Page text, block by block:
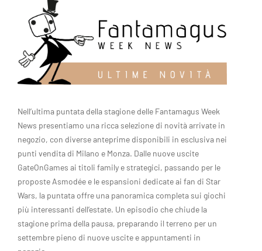
Nell’ultima puntata della stagione delle Fantamagus Week
News presentiamo una ricca selezione di novità arrivate in
negozio, con diverse anteprime disponibili in esclusiva nei
punti vendita di Milano e Monza. Dalle nuove uscite
GateOnGames ai titoli family e strategici, passando per le
proposte Asmodée e le espansioni dedicate ai fan di Star
Wars, la puntata offre una panoramica completa sui giochi
più interessanti dell’estate. Un episodio che chiude la
stagione prima della pausa, preparando il terreno per un
settembre pieno di nuove uscite e appuntamenti in